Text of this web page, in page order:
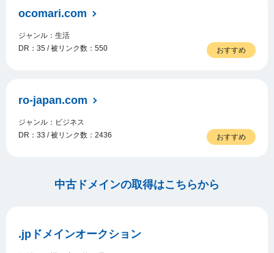
ocomari.com
ジャンル：生活
DR：35 / 被リンク数：550
おすすめ
ro-japan.com
ジャンル：ビジネス
DR：33 / 被リンク数：2436
おすすめ
中古ドメインの取得はこちらから
.jpドメインオークション